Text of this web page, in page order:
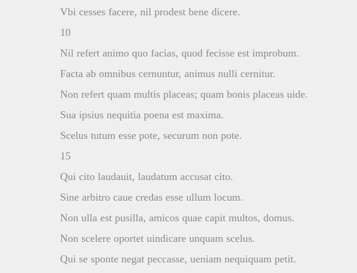
Vbi cesses facere, nil prodest bene dicere.
10
Nil refert animo quo facias, quod fecisse est improbum.
Facta ab omnibus cernuntur, animus nulli cernitur.
Non refert quam multis placeas; quam bonis placeas uide.
Sua ipsius nequitia poena est maxima.
Scelus tutum esse pote, securum non pote.
15
Qui cito laudauit, laudatum accusat cito.
Sine arbitro caue credas esse ullum locum.
Non ulla est pusilla, amicos quae capit multos, domus.
Non scelere oportet uindicare unquam scelus.
Qui se sponte negat peccasse, ueniam nequiquam petit.